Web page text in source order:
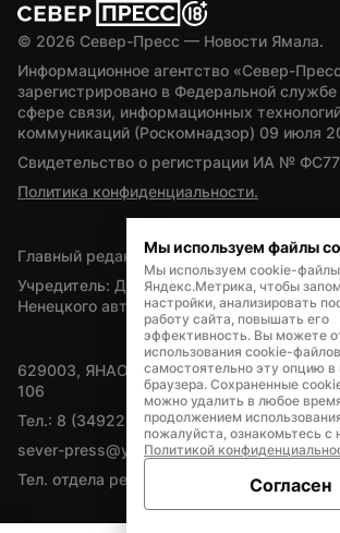
© 2026 Север-Пресс — Новости Ямала.
Информационное агентство «Север-
зарегистрировано в Федеральной службе
сфере связи, информационных
коммуникаций (Роскомнадзор) 09 июля
Свидетельство о регистрации ИА №
Политика конфиденциальности.
Главный редактор — А.Л. Поздеев
Учредитель: Департамент внутренней
Ненецкого автономного округа
629003, ЯНАО, Салехард, мкр. Богдана
106
Тел.: 8 (34922) 71262
sever-press@yamal-media.ru
Тел. отдела рекламы: 8 (34922) 42728
Мы используем файлы
Мы используем cookie-файлы
Яндекс.Метрика, чтобы
настройки, анализировать
работу сайта, повышать его
эффективность. Вы можете
использования cookie-
самостоятельно эту опцию в
браузера. Сохраненные
можно удалить в любое
продолжением
пожалуйста, ознакомьтесь с
Политикой
Согласен